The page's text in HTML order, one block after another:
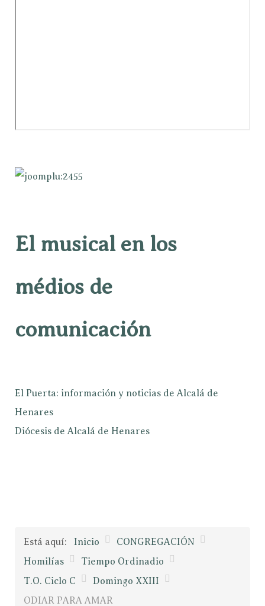
El musical en los
médios de
comunicación
El Puerta: información y noticias de Alcalá de
Henares
Diócesis de Alcalá de Henares
Está aquí: Inicio
CONGREGACIÓN
Homilías
Tiempo Ordinadio
T.O. Ciclo C
Domingo XXIII
ODIAR PARA AMAR